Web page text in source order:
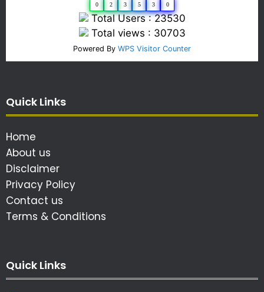
0 2 3 5 3 0
Total Users : 23530
Total views : 30703
Powered By WPS Visitor Counter
Quick Links
Home
About us
Disclaimer
Privacy Policy
Contact us
Terms & Conditions
Quick Links